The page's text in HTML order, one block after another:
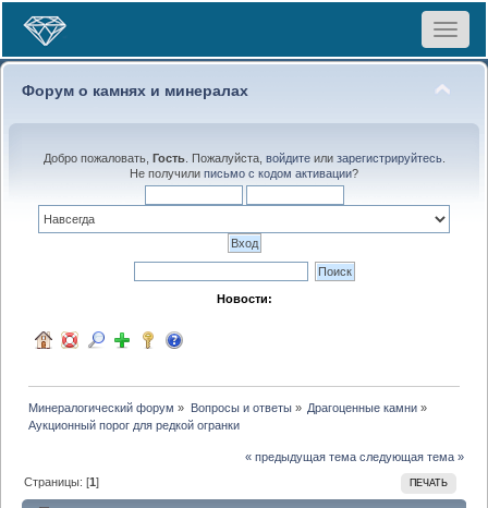
Toggle
Форум о камнях и минералах
Добро пожаловать, Гость. Пожалуйста, войдитеили зарегистрируйтесь.
Не получили письмо с кодом активации?
Новости:
Минералогический форум » Вопросы и ответы» Драгоценные камни»
Аукционный порог для редкой огранки
« предыдущая тема следующая тема »
ПЕЧАТЬ
Страницы: [1]